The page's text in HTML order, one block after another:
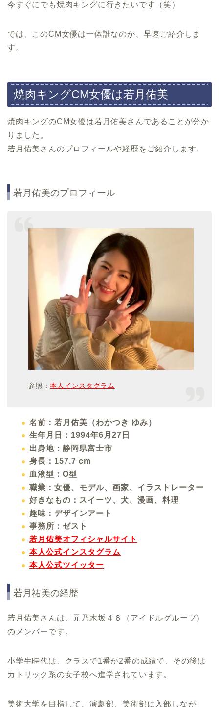
今すぐにでも焼肉キングに行きたいです（笑）
では、このCM女優は一体誰なのか、早速ご紹介しま
す。
焼肉キングCM女優は若月佑美
焼肉キングのCM女優は若月佑美さんであることが分か
りました。
若月佑美さんのプロフィールや経歴をご紹介します。
若月佑美のプロフィール
参照：本人インスタグラム
名前：若月佑美（わかつき ゆみ）
生年月日：1994年6月27日
出身地：静岡県富士市
身長：157.7 cm
血液型：O型
職業：女優、モデル、画家、イラストレーター
好きなもの：スイーツ、犬、漫画、料理
趣味：デザインアート
事務所：ゼスト
若月佑美オフィシャルサイト
本人公式インスタグラム
本人公式ツイッター
若月祐美の経歴
若月佑美さんは、元乃木坂４６（アイドルグループ）
のメンバーです。
小学生時代は、クラスで1番か2番の成績で、その後は
カトリック系の女子校へ進学されています。
美術大学を目指して、演劇部、美術部に入部しなが